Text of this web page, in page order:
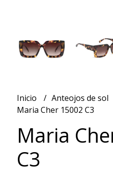
Inicio Anteojos de sol
Maria Cher 15002 C3
Maria
C3